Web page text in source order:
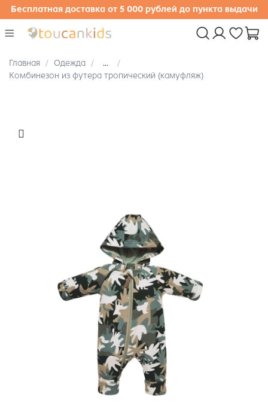
Бесплатная доставка от 5 000 рублей до пункта выдачи
Главная Одежда
...
Комбинезон из футера тропический (камуфляж)